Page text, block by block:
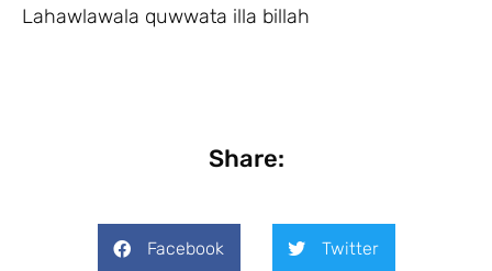
Lahawlawala quwwata illa billah
Share:
Facebook Twitter